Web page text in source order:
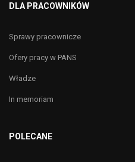
DLA PRACOWNIKÓW
Sprawy pracownicze
Ofery pracy w PANS
Władze
In memoriam
POLECANE